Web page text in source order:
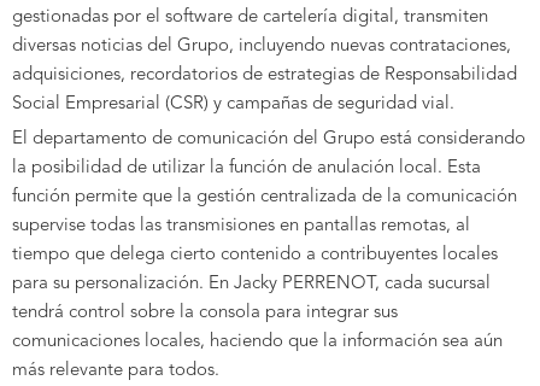
gestionadas por el software de cartelería digital, transmiten
diversas noticias del Grupo, incluyendo nuevas contrataciones,
adquisiciones, recordatorios de estrategias de Responsabilidad
Social Empresarial (CSR) y campañas de seguridad vial.
El departamento de comunicación del Grupo está considerando
la posibilidad de utilizar la función de anulación local. Esta
función permite que la gestión centralizada de la comunicación
supervise todas las transmisiones en pantallas remotas, al
tiempo que delega cierto contenido a contribuyentes locales
para su personalización. En Jacky PERRENOT, cada sucursal
tendrá control sobre la consola para integrar sus
comunicaciones locales, haciendo que la información sea aún
más relevante para todos.